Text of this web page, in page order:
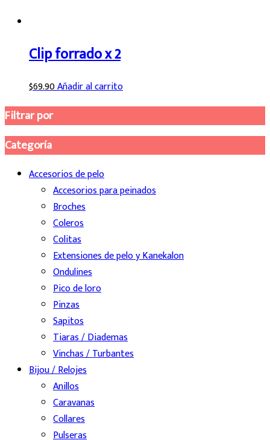
Clip forrado x 2
$69.90Añadir al carrito
Filtrar por
Categoría
Accesorios de pelo
Accesorios para peinados
Broches
Coleros
Colitas
Extensiones de pelo y Kanekalon
Ondulines
Pico de loro
Pinzas
Sapitos
Tiaras / Diademas
Vinchas / Turbantes
Bijou / Relojes
Anillos
Caravanas
Collares
Pulseras